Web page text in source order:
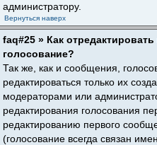
администратору.
Вернуться наверх
faq#25 » Как
голосование?
Так же, как и сообщения,
редактироваться только их
модераторами или
редактирования голосования
редактированию первого
(голосование всегда связан